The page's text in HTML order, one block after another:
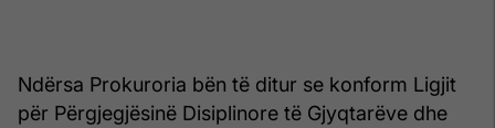
Ndërsa Prokuroria bën të ditur se konform Ligjit
për Përgjegjësinë Disiplinore të Gjyqtarëve dhe